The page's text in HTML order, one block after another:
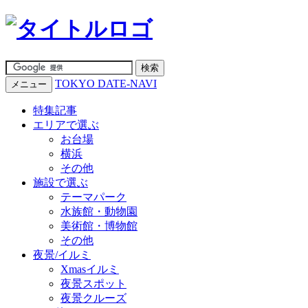
メニュー TOKYO DATE-NAVI
特集記事
エリアで選ぶ
お台場
横浜
その他
施設で選ぶ
テーマパーク
水族館・動物園
美術館・博物館
その他
夜景/イルミ
Xmasイルミ
夜景スポット
夜景クルーズ